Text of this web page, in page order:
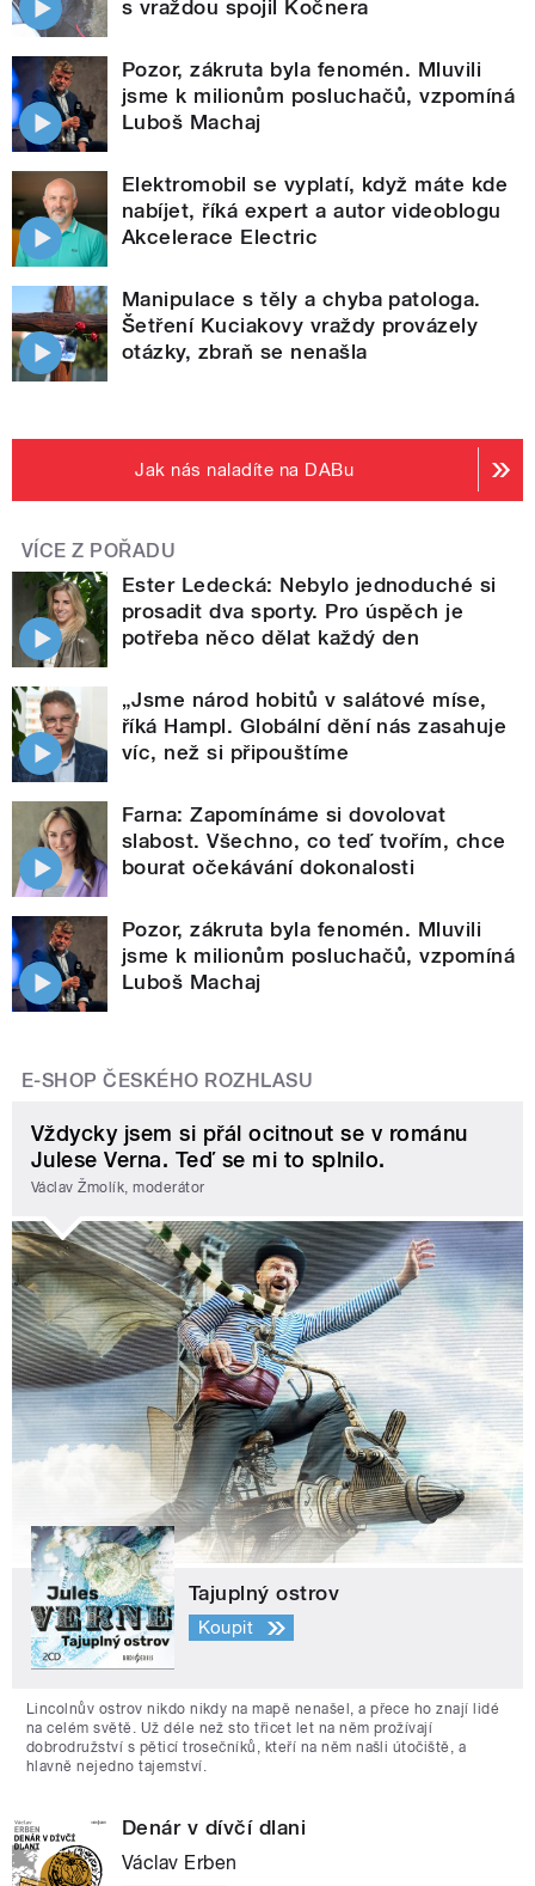
s vraždou spojil Kočnera
Pozor, zákruta byla fenomén. Mluvili
jsme k milionům posluchačů, vzpomíná
Luboš Machaj
Elektromobil se vyplatí, když máte kde
nabíjet, říká expert a autor videoblogu
Akcelerace Electric
Manipulace s těly a chyba patologa.
Šetření Kuciakovy vraždy provázely
otázky, zbraň se nenašla
Jak nás naladíte na DABu
VÍCE Z POŘADU
Ester Ledecká: Nebylo jednoduché si
prosadit dva sporty. Pro úspěch je
potřeba něco dělat každý den
„Jsme národ hobitů v salátové míse,
říká Hampl. Globální dění nás zasahuje
víc, než si připouštíme
Farna: Zapomínáme si dovolovat
slabost. Všechno, co teď tvořím, chce
bourat očekávání dokonalosti
Pozor, zákruta byla fenomén. Mluvili
jsme k milionům posluchačů, vzpomíná
Luboš Machaj
E-SHOP ČESKÉHO ROZHLASU
Vždycky jsem si přál ocitnout se v románu
Julese Verna. Teď se mi to splnilo.
Václav Žmolík, moderátor
Tajuplný ostrov
Koupit
Lincolnův ostrov nikdo nikdy na mapě nenašel, a přece ho znají lidé
na celém světě. Už déle než sto třicet let na něm prožívají
dobrodružství s pěticí trosečníků, kteří na něm našli útočiště, a
hlavně nejedno tajemství.
Denár v dívčí dlani
Václav Erben